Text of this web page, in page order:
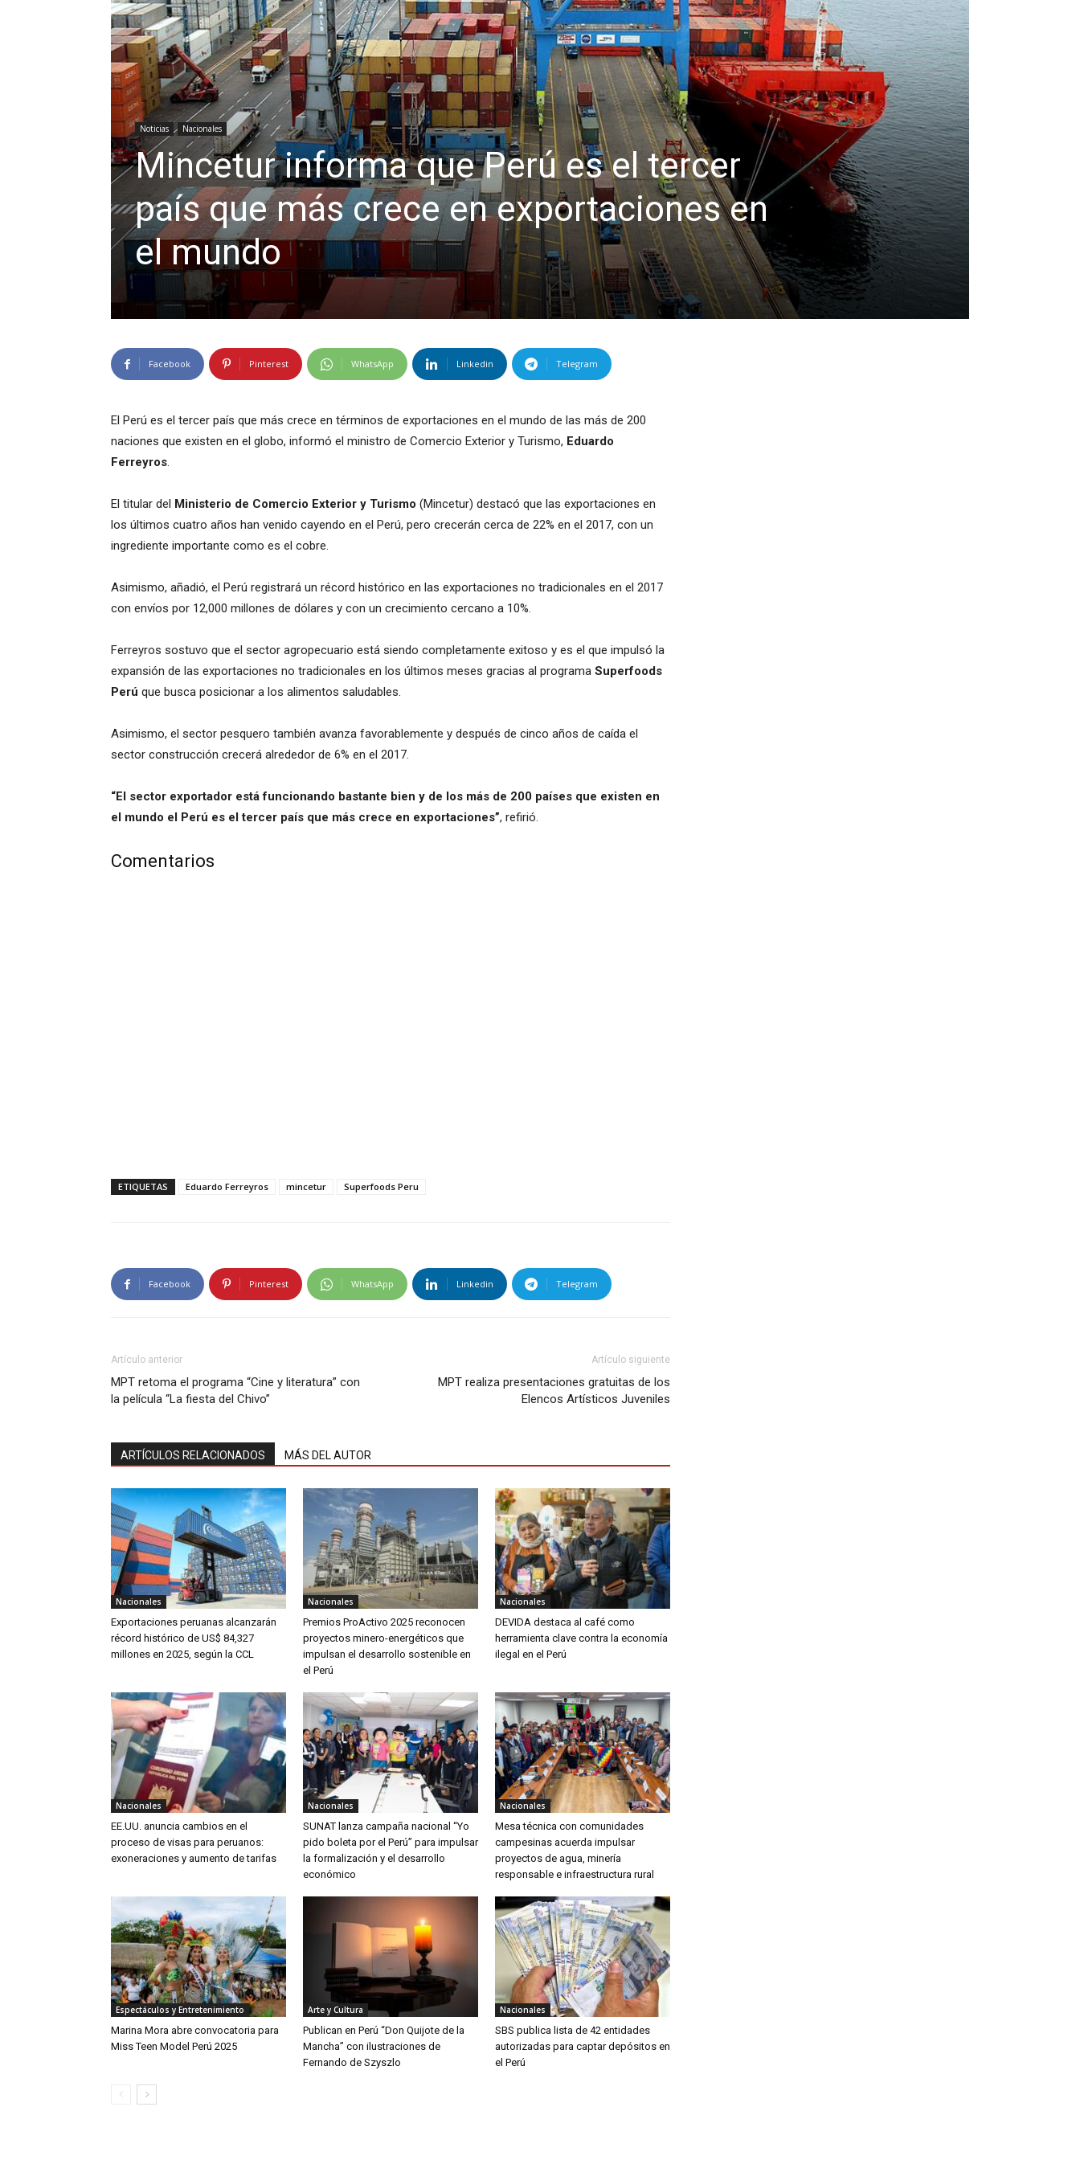
Noticias Nacionales
Mincetur informa que Perú es el tercer
país que más crece en exportaciones en
el mundo
Facebook Pinterest WhatsApp Linkedin Telegram
El Perú es el tercer país que más crece en términos de exportaciones en el mundo de las más de 200
naciones que existen en el globo, informó el ministro de Comercio Exterior y Turismo, Eduardo
Ferreyros.
El titular del Ministerio de Comercio Exterior y Turismo (Mincetur) destacó que las exportaciones en
los últimos cuatro años han venido cayendo en el Perú, pero crecerán cerca de 22% en el 2017, con un
ingrediente importante como es el cobre.
Asimismo, añadió, el Perú registrará un récord histórico en las exportaciones no tradicionales en el 2017
con envíos por 12,000 millones de dólares y con un crecimiento cercano a 10%.
Ferreyros sostuvo que el sector agropecuario está siendo completamente exitoso y es el que impulsó la
expansión de las exportaciones no tradicionales en los últimos meses gracias al programa Superfoods
Perú que busca posicionar a los alimentos saludables.
Asimismo, el sector pesquero también avanza favorablemente y después de cinco años de caída el
sector construcción crecerá alrededor de 6% en el 2017.
“El sector exportador está funcionando bastante bien y de los más de 200 países que existen en
el mundo el Perú es el tercer país que más crece en exportaciones”, refirió.
Comentarios
ETIQUETAS Eduardo Ferreyros mincetur Superfoods Peru
Facebook Pinterest WhatsApp Linkedin Telegram
Artículo anterior
MPT retoma el programa “Cine y literatura” con
la película “La fiesta del Chivo”
Artículo siguiente
MPT realiza presentaciones gratuitas de los
Elencos Artísticos Juveniles
ARTÍCULOS RELACIONADOS MÁS DEL AUTOR
Nacionales
Exportaciones peruanas alcanzarán
récord histórico de US$ 84,327
millones en 2025, según la CCL
Nacionales
Premios ProActivo 2025 reconocen
proyectos minero-energéticos que
impulsan el desarrollo sostenible en
el Perú
Nacionales
DEVIDA destaca al café como
herramienta clave contra la economía
ilegal en el Perú
Nacionales
EE.UU. anuncia cambios en el
proceso de visas para peruanos:
exoneraciones y aumento de tarifas
Nacionales
SUNAT lanza campaña nacional “Yo
pido boleta por el Perú” para impulsar
la formalización y el desarrollo
económico
Nacionales
Mesa técnica con comunidades
campesinas acuerda impulsar
proyectos de agua, minería
responsable e infraestructura rural
Espectáculos y Entretenimiento
Marina Mora abre convocatoria para
Miss Teen Model Perú 2025
Arte y Cultura
Publican en Perú “Don Quijote de la
Mancha” con ilustraciones de
Fernando de Szyszlo
Nacionales
SBS publica lista de 42 entidades
autorizadas para captar depósitos en
el Perú